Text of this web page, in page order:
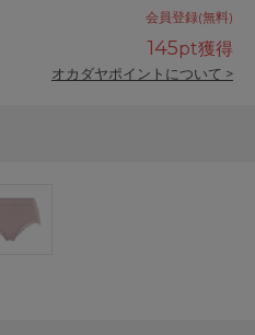
会員登録(無料)
145pt獲得
オカダヤポイントについて >